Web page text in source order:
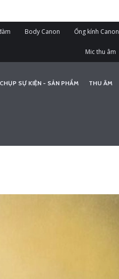
Body Canon Ống kính Canon
Mic thu âm
SỰ KIỆN - SẢN PHẨM THU ÂM